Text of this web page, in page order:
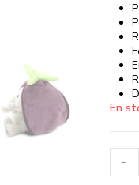
En
-